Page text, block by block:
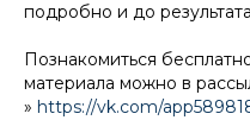
подробно и до
Познакомиться
материала можно в
» https://vk.com/